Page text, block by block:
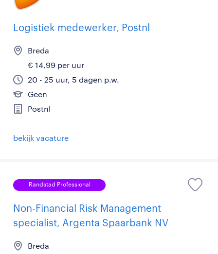
Logistiek medewerker, Postnl
Breda
€ 14,99 per uur
20 - 25 uur, 5 dagen p.w.
Geen
Postnl
bekijk vacature
Randstad Professional
Non-Financial Risk Management
specialist, Argenta Spaarbank NV
Breda